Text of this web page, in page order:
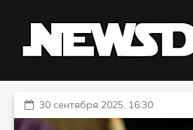
30 сентября 2025, 16:30